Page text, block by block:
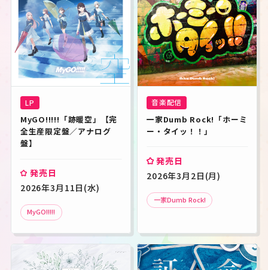
LP
MyGO!!!!!「跡暖空」【完
全生産限定盤／アナログ
盤】
発売日
2026年3月11日(水)
MyGO!!!!!
音楽配信
一家Dumb Rock!「ホーミ
ー・タイッ！！」
発売日
2026年3月2日(月)
一家Dumb Rock!